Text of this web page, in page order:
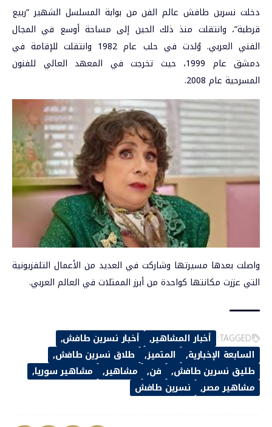
دخلت نسرين طافش عالم الفن من بوابة المسلسل الشهير “ربيع
قرطبة”، وانتقلت منذ ذلك الحين إلى مساحة أوسع في المجال
الفني العربي. وُلدت في حلب عام 1982 وانتقلت للإقامة في
دمشق عام 1999، حيث تخرجت في المعهد العالي للفنون
المسرحية عام 2008.
واصلت بعدها مسيرتها وشاركت في العديد من الأعمال التلفزيونية
التي عززت مكانتها كواحدة من أبرز الممثلات في العالم العربي.
TAGGED: أخبار المشاهير
أخبار نسرين طافش
السابعة الإخبارية
المتميز
طلاق نسرين طافش
طليق نسرين طافش
فن مشاهير
مشاهير سوريا
مشاهير مصر
نسرين طافش